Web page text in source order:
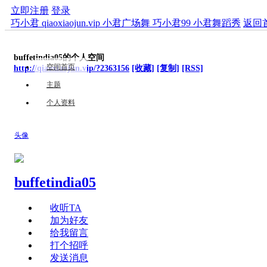
立即注册 登录
巧小君 qiaoxiaojun.vip 小君广场舞 巧小君99 小君舞蹈秀 返回
buffetindia05的个人空间
http://qiaoxiaojun.vip/?2363156 [收藏] [复制] [RSS]
空间首页
主题
个人资料
头像
buffetindia05
收听TA
加为好友
给我留言
打个招呼
发送消息